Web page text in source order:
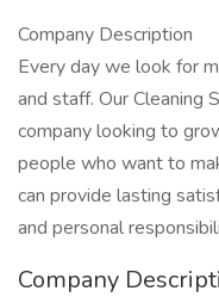
Company Description
Every day we look for
and staff. Our Cleaning
company looking to
people who want to
can provide lasting
and personal
Company